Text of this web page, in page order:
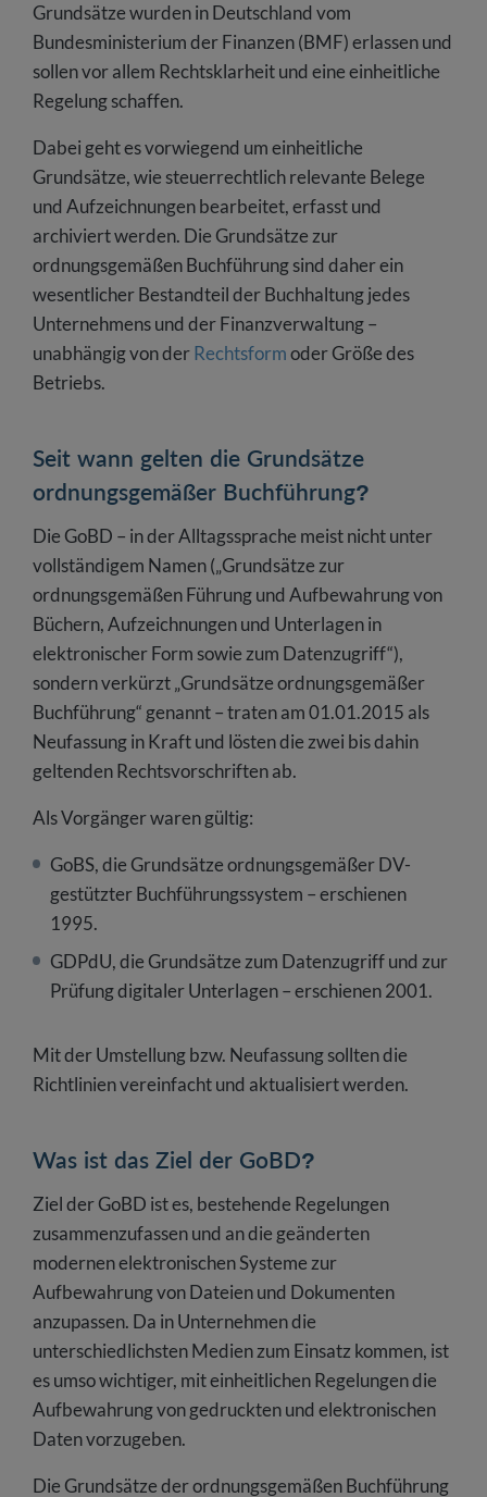
Grundsätze wurden in Deutschland vom
Bundesministerium der Finanzen (BMF) erlassen und
sollen vor allem Rechtsklarheit und eine einheitliche
Regelung schaffen.
Dabei geht es vorwiegend um einheitliche
Grundsätze, wie steuerrechtlich relevante Belege
und Aufzeichnungen bearbeitet, erfasst und
archiviert werden. Die Grundsätze zur
ordnungsgemäßen Buchführung sind daher ein
wesentlicher Bestandteil der Buchhaltung jedes
Unternehmens und der Finanzverwaltung –
unabhängig von derRechtsformoder Größe des
Betriebs.
Seit wann gelten die Grundsätze
ordnungsgemäßer Buchführung?
Die GoBD – in der Alltagssprache meist nicht unter
vollständigem Namen („Grundsätze zur
ordnungsgemäßen Führung und Aufbewahrung von
Büchern, Aufzeichnungen und Unterlagen in
elektronischer Form sowie zum Datenzugriff“),
sondern verkürzt „Grundsätze ordnungsgemäßer
Buchführung“ genannt – traten am 01.01.2015 als
Neufassung in Kraft und lösten die zwei bis dahin
geltenden Rechtsvorschriften ab.
Als Vorgänger waren gültig:
GoBS, die Grundsätze ordnungsgemäßer DV-
gestützter Buchführungssystem – erschienen
1995.
GDPdU, die Grundsätze zum Datenzugriff und zur
Prüfung digitaler Unterlagen – erschienen 2001.
Mit der Umstellung bzw. Neufassung sollten die
Richtlinien vereinfacht und aktualisiert werden.
Was ist das Ziel der GoBD?
Ziel der GoBD ist es, bestehende Regelungen
zusammenzufassen und an die geänderten
modernen elektronischen Systeme zur
Aufbewahrung von Dateien und Dokumenten
anzupassen. Da in Unternehmen die
unterschiedlichsten Medien zum Einsatz kommen, ist
es umso wichtiger, mit einheitlichen Regelungen die
Aufbewahrung von gedruckten und elektronischen
Daten vorzugeben.
Die Grundsätze der ordnungsgemäßen Buchführung